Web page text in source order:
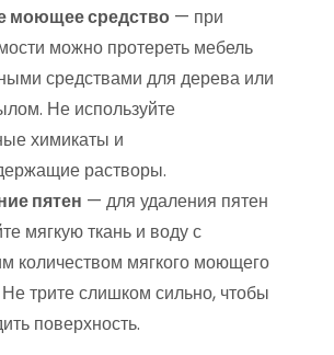
моющее средство — при
можно протереть мебель
средствами для дерева или
Не используйте
химикаты и
растворы.
пятен — для удаления пятен
мягкую ткань и воду с
количеством мягкого моющего
трите слишком сильно, чтобы
поверхность.